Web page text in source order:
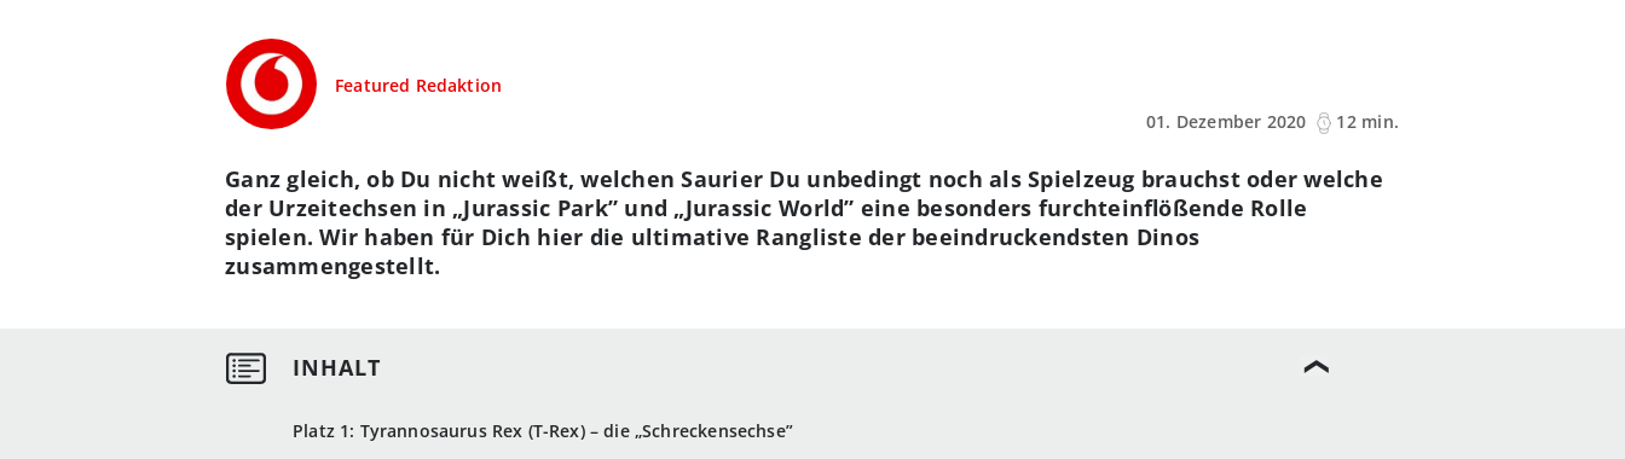
Featured Redaktion
01. Dezember 2020
12 min.
Platz 1: Tyrannosaurus Rex (T-Rex) – die „Schreckensechse”
Ganz gleich, ob Du nicht weißt, welchen Saurier Du unbedingt noch als Spielzeug brauchst oder welche
der Urzeitechsen in „Jurassic Park” und „Jurassic World” eine besonders furchteinflößende Rolle
spielen. Wir haben für Dich hier die ultimative Rangliste der beeindruckendsten Dinos
zusammengestellt.